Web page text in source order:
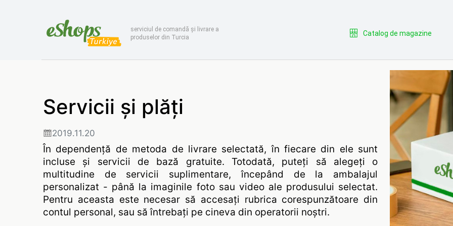
serviciul de comandă și livrare a
produselor din Turcia
Catalog de magazine
Servicii și plăți
2019.11.20
În dependență de metoda de livrare selectată, în fiecare din ele sunt
incluse și servicii de bază gratuite. Totodată, puteți să alegeți o
multitudine de servicii suplimentare, începând de la ambalajul
personalizat - până la imaginile foto sau video ale produsului selectat.
Pentru aceasta este necesar să accesați rubrica corespunzătoare din
contul personal, sau să întrebați pe cineva din operatorii noștri.